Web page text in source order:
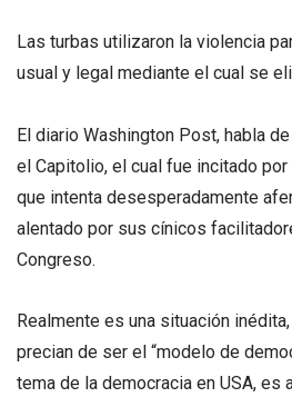
Las turbas utilizaron la violencia
usual y legal mediante el cual se
El diario Washington Post, habla
el Capitolio, el cual fue incitado
que intenta desesperadamente
alentado por sus cínicos
Congreso.
Realmente es una situación
precian de ser el “modelo de
tema de la democracia en USA, es